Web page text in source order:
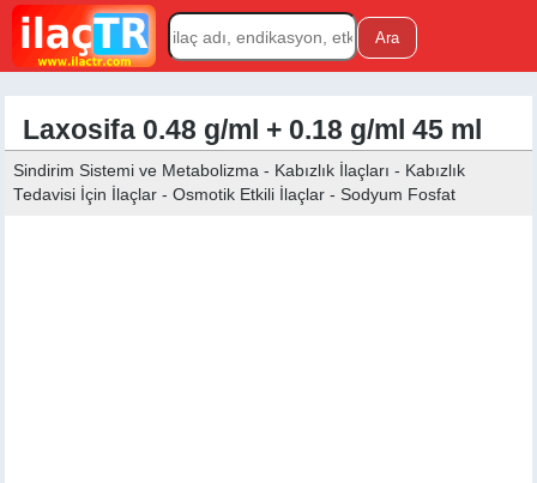
Laxosifa 0.48 g/ml + 0.18 g/ml 45 ml
Sindirim Sistemi ve Metabolizma - Kabızlık İlaçları - Kabızlık
Tedavisi İçin İlaçlar - Osmotik Etkili İlaçlar - Sodyum Fosfat